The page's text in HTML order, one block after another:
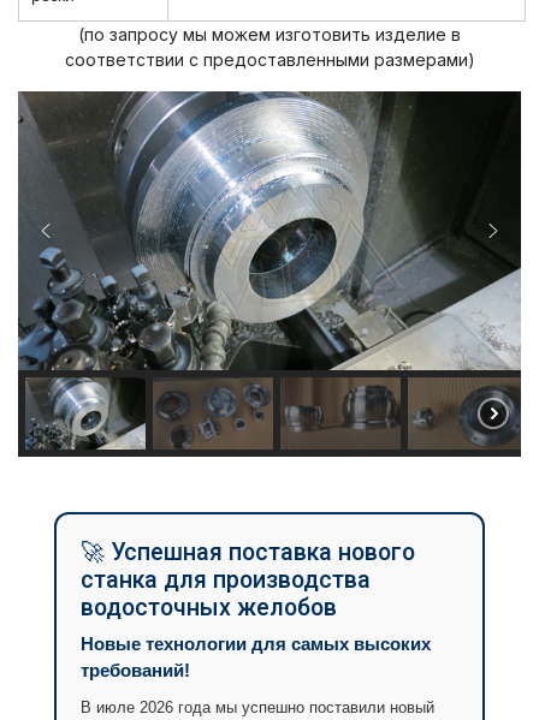
(по запросу мы можем изготовить изделие в
соответствии с предоставленными размерами)
🚀 Успешная поставка нового
станка для производства
водосточных желобов
Новые технологии для самых высоких
требований!
В июле 2026 года мы успешно поставили новый